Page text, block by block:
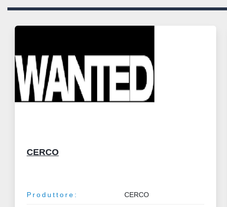
CERCO
Produttore: CERCO